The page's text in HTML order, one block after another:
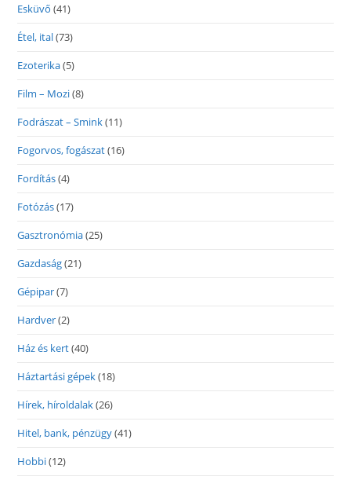
Esküvő (41)
Étel, ital(73)
Ezoterika(5)
Film – Mozi(8)
Fodrászat – Smink(11)
Fogorvos, fogászat(16)
Fordítás(4)
Fotózás(17)
Gasztronómia(25)
Gazdaság(21)
Gépipar(7)
Hardver(2)
Ház és kert(40)
Háztartási gépek(18)
Hírek, híroldalak(26)
Hitel, bank, pénzügy(41)
Hobbi(12)